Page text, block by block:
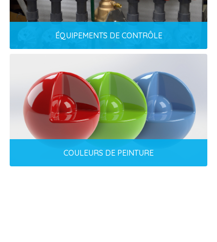
EN SAVOIR PLUS
ÉQUIPEMENTS DE CONTRÔLE
ÉQUIPEMENTS DE CONTRÔLE
Drains, bornes d'activation et systèmes de
distribution, d'alimentation et de recirculation
de l'eau.
EN SAVOIR PLUS
COULEURS DE PEINTURE